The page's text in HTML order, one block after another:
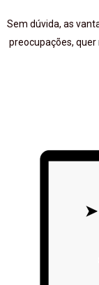
Sem dúvida, as
preocupações,